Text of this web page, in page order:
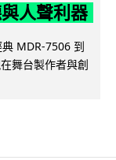
人聲利器
MDR-7506 到
舞台製作者與創